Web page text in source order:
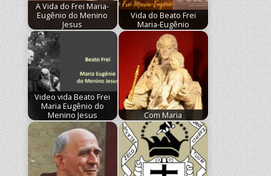
A Vida do Frei Maria-
Eugênio do Menino
Jesus
Vida do Beato Frei
Maria-Eugênio
Video vida Beato Frei
Maria Eugênio do
Menino Jesus
Com Maria